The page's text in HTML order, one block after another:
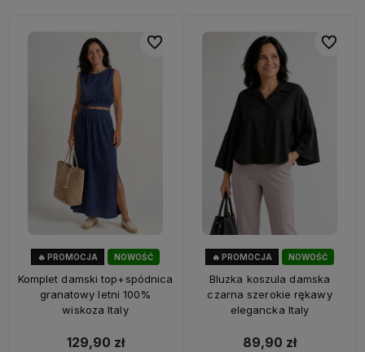
NOWOŚĆ
🔥 PROMOCJA
Komplet damski top+spódnica
granatowy letni 100%
wiskoza Italy
129,90 zł
Do ulubionych
NOWOŚĆ
🔥 PROMOCJA
Bluzka koszula damska
czarna szerokie rękawy
elegancka Italy
89,90 zł
Do